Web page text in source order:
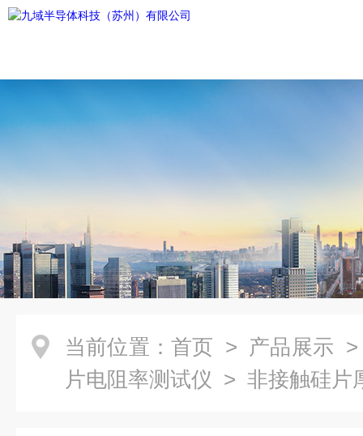
当前位置： 首页 > 产品展示
片电阻率测试仪 > 非接触硅片